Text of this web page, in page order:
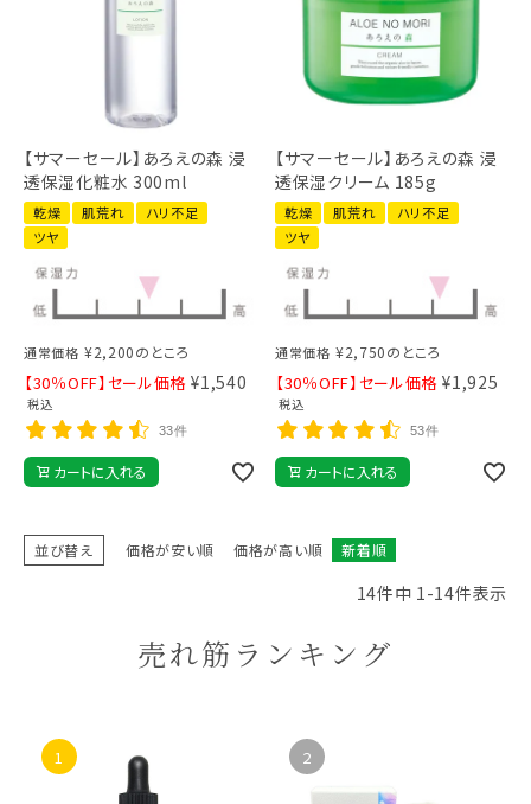
【サマーセール】あろえの森 浸
透保湿化粧水 300ml
乾燥 肌荒れ
ハリ不足
ツヤ
通常価格 ¥2,200のところ
【30％OFF】セール価格 ¥1,540
税込
33件
カートに入れる
【サマーセール】あろえの森 浸
透保湿クリーム 185g
乾燥 肌荒れ
ハリ不足
ツヤ
通常価格 ¥2,750のところ
【30％OFF】セール価格 ¥1,925
税込
53件
カートに入れる
並び替え 価格が安い順 価格が高い順 新着順
14件中 1-14件表示
売れ筋ランキング
1 2